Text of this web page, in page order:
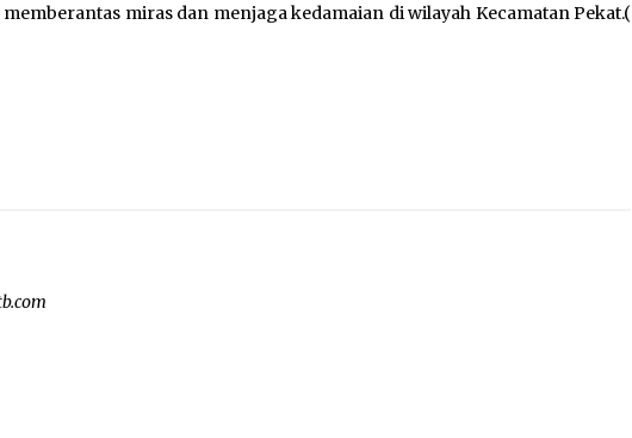
miras dan menjaga kedamaian di wilayah Kecamatan Pekat.(